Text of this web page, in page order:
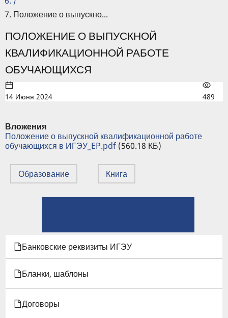
Положение о выпускно...
ПОЛОЖЕНИЕ О ВЫПУСКНОЙ
КВАЛИФИКАЦИОННОЙ РАБОТЕ
ОБУЧАЮЩИХСЯ
14 Июня 2024 489
Вложения
Положение о выпускной квалификационной работе
обучающихся в ИГЭУ_EP.pdf (560.18 КБ)
Образование Книга
КНИГИ
ДЛЯ
ПОЛОЖЕНИЕ
О
Банковские реквизиты ИГЭУ
Бланки, шаблоны
Договоры